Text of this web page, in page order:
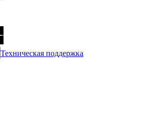
Техническая поддержка